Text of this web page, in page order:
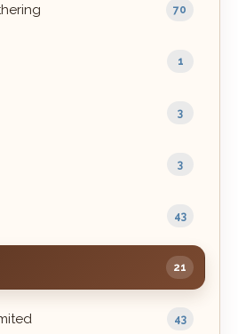
70
1
3
3
43
21
43